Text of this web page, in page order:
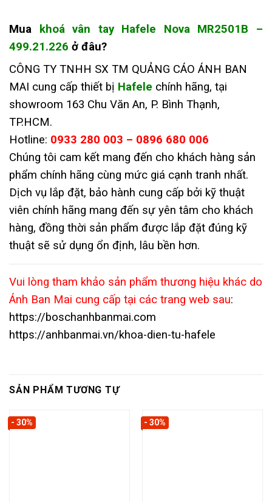
Mua khoávân tay Hafele Nova MR2501B –
499.21.226 ở đâu?
CÔNG TY TNHH SX TM QUẢNG CÁO ÁNH BAN
MAI cung cấp thiết bị Hafele chính hãng, tại
showroom 163 Chu Văn An, P. Bình Thạnh,
TP.HCM.
Hotline: 0933 280 003 – 0896 680 006
Chúng tôi cam kết mang đến cho khách hàng sản
phẩm chính hãng cùng mức giá cạnh tranh nhất.
Dịch vụ lắp đặt, bảo hành cung cấp bởi kỹ thuật
viên chính hãng mang đến sự yên tâm cho khách
hàng, đồng thời sản phẩm được lắp đặt đúng kỹ
thuật sẽ sử dụng ổn định, lâu bền hơn.
Vui lòng tham khảo sản phẩm thương hiệu khác do
Ánh Ban Mai cung cấp tại các trang web sau:
https://boschanhbanmai.com
https://anhbanmai.vn/khoa-dien-tu-hafele
SẢN PHẨM TƯƠNG TỰ
- 30% - 30%